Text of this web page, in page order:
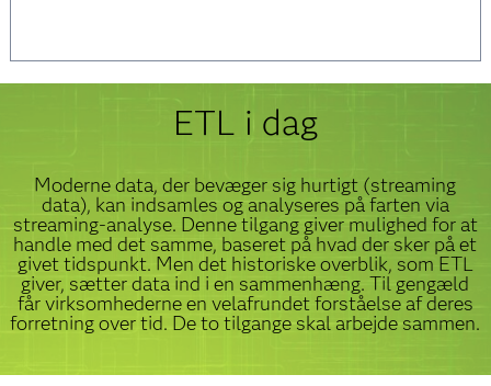
ETL i dag
Moderne data, der bevæger sig hurtigt (streaming
data), kan indsamles og analyseres på farten via
streaming-analyse. Denne tilgang giver mulighed for at
handle med det samme, baseret på hvad der sker på et
givet tidspunkt. Men det historiske overblik, som ETL
giver, sætter data ind i en sammenhæng. Til gengæld
får virksomhederne en velafrundet forståelse af deres
forretning over tid. De to tilgange skal arbejde sammen.